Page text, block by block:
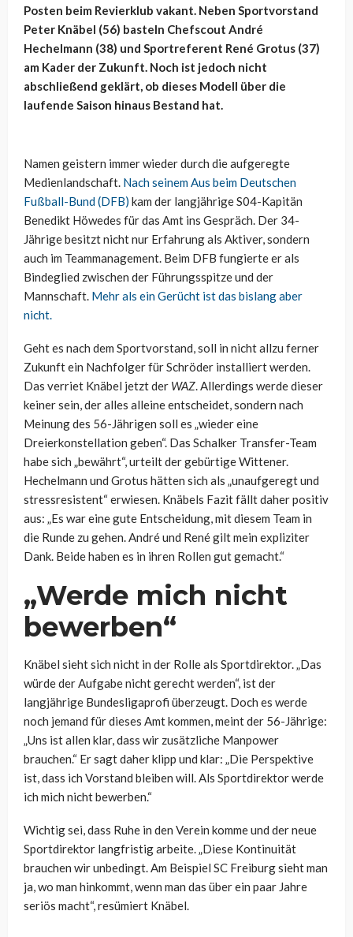
Posten beim Revierklub vakant. Neben Sportvorstand
Peter Knäbel (56) basteln Chefscout André
Hechelmann (38) und Sportreferent René Grotus (37)
am Kader der Zukunft. Noch ist jedoch nicht
abschließend geklärt, ob dieses Modell über die
laufende Saison hinaus Bestand hat.
Namen geistern immer wieder durch die aufgeregte
Medienlandschaft. Nach seinem Aus beim Deutschen
Fußball-Bund (DFB) kam der langjährige S04-Kapitän
Benedikt Höwedes für das Amt ins Gespräch. Der 34-
Jährige besitzt nicht nur Erfahrung als Aktiver, sondern
auch im Teammanagement. Beim DFB fungierte er als
Bindeglied zwischen der Führungsspitze und der
Mannschaft. Mehr als ein Gerücht ist das bislang aber
nicht.
Geht es nach dem Sportvorstand, soll in nicht allzu ferner
Zukunft ein Nachfolger für Schröder installiert werden.
Das verriet Knäbel jetzt der WAZ. Allerdings werde dieser
keiner sein, der alles alleine entscheidet, sondern nach
Meinung des 56-Jährigen soll es „wieder eine
Dreierkonstellation geben“. Das Schalker Transfer-Team
habe sich „bewährt“, urteilt der gebürtige Wittener.
Hechelmann und Grotus hätten sich als „unaufgeregt und
stressresistent“ erwiesen. Knäbels Fazit fällt daher positiv
aus: „Es war eine gute Entscheidung, mit diesem Team in
die Runde zu gehen. André und René gilt mein expliziter
Dank. Beide haben es in ihren Rollen gut gemacht.“
„Werde mich nicht
bewerben“
Knäbel sieht sich nicht in der Rolle als Sportdirektor. „Das
würde der Aufgabe nicht gerecht werden“, ist der
langjährige Bundesligaprofi überzeugt. Doch es werde
noch jemand für dieses Amt kommen, meint der 56-Jährige:
„Uns ist allen klar, dass wir zusätzliche Manpower
brauchen.“ Er sagt daher klipp und klar: „Die Perspektive
ist, dass ich Vorstand bleiben will. Als Sportdirektor werde
ich mich nicht bewerben.“
Wichtig sei, dass Ruhe in den Verein komme und der neue
Sportdirektor langfristig arbeite. „Diese Kontinuität
brauchen wir unbedingt. Am Beispiel SC Freiburg sieht man
ja, wo man hinkommt, wenn man das über ein paar Jahre
seriös macht“, resümiert Knäbel.